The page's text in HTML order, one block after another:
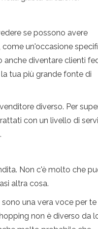
se possono avere
un'occasione
anche diventare clienti
tua più grande fonte di
diverso. Per
con un livello di
Non c'è molto che
altra cosa.
una vera voce per te
non è diverso da